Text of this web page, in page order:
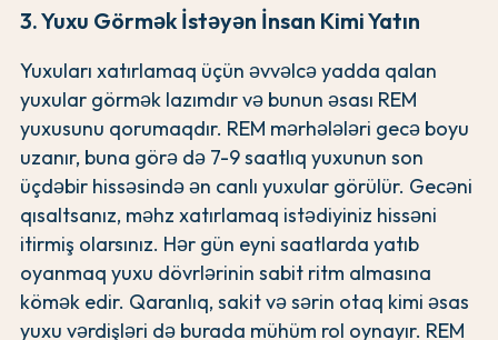
3. Yuxu Görmək İstəyən İnsan Kimi Yatın
Yuxuları xatırlamaq üçün əvvəlcə yadda qalan
yuxular görmək lazımdır və bunun əsası REM
yuxusunu qorumaqdır. REM mərhələləri gecə boyu
uzanır, buna görə də 7-9 saatlıq yuxunun son
üçdəbir hissəsində ən canlı yuxular görülür. Gecəni
qısaltsanız, məhz xatırlamaq istədiyiniz hissəni
itirmiş olarsınız. Hər gün eyni saatlarda yatıb
oyanmaq yuxu dövrlərinin sabit ritm almasına
kömək edir. Qaranlıq, sakit və sərin otaq kimi əsas
yuxu vərdişləri də burada mühüm rol oynayır. REM